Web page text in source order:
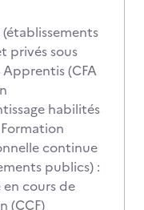
(établissements
privés sous
(CFA
habilités
continue
publics) :
cours de
(CCF)